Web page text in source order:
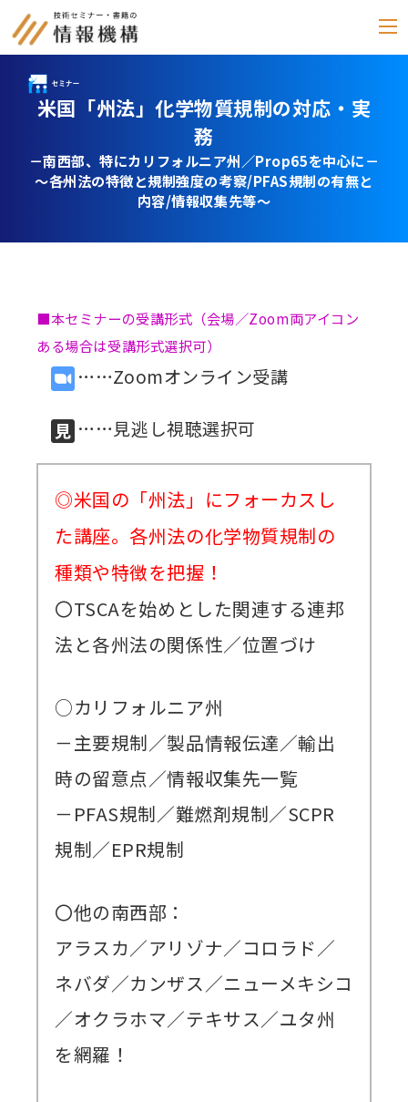
セミナー
通信教育
「化学物質管理」
セミナーアーカイブ
動画配信・DVD
講師派遣
(社内研修)
コラム・取材
FAQ/問い合わせ先
商品企画リクエスト
セミナー会場アクセス
米国「州法」化学物質規制の対応・実
務
－南西部、特にカリフォルニア州／Prop65を中心に－
～各州法の特徴と規制強度の考察/PFAS規制の有無と
内容/情報収集先等～
■本セミナーの受講形式（会場／Zoom両アイコン
ある場合は受講形式選択可）
……Zoomオンライン受講
……見逃し視聴選択可
◎米国の「州法」にフォーカスし
た講座。各州法の化学物質規制の
種類や特徴を把握！
〇TSCAを始めとした関連する連邦
法と各州法の関係性／位置づけ
○カリフォルニア州
－主要規制／製品情報伝達／輸出
時の留意点／情報収集先一覧
－PFAS規制／難燃剤規制／SCPR
規制／EPR規制
〇他の南西部：
アラスカ／アリゾナ／コロラド／
ネバダ／カンザス／ニューメキシコ
／オクラホマ／テキサス／ユタ州
を網羅！